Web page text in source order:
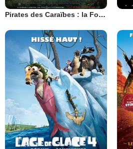
Pirates des Caraïbes : la Fontaine de Jouvence